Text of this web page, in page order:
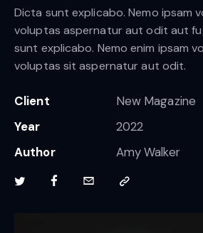
Dicta sunt explicabo. Nemo ipsam
voluptas aspernatur aut odit aut
sunt explicabo. Nemo enim ipsam
voluptas sit aspernatur aut odit.
Client
New Magazine
Year
2022
Author
Amy Walker